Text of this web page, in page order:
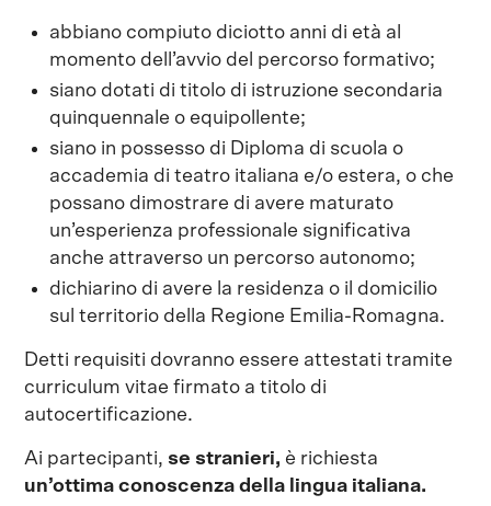
abbiano compiuto diciotto anni di età al
momento dell’avvio del percorso formativo;
siano dotati di titolo di istruzione secondaria
quinquennale o equipollente;
siano in possesso di Diploma di scuola o
accademia di teatro italiana e/o estera, o che
possano dimostrare di avere maturato
un’esperienza professionale significativa
anche attraverso un percorso autonomo;
dichiarino di avere la residenza o il domicilio
sul territorio della Regione Emilia-Romagna.
Detti requisiti dovranno essere attestati tramite
curriculum vitae firmato a titolo di
autocertificazione.
Ai partecipanti, se stranieri, è richiesta
un’ottima conoscenza della lingua italiana.